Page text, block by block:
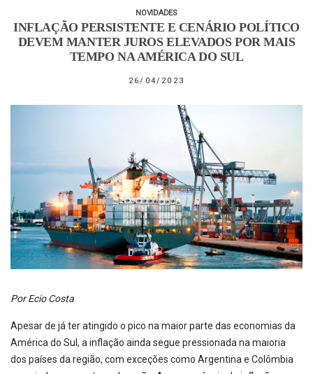
NOVIDADES
INFLAÇÃO PERSISTENTE E CENÁRIO POLÍTICO
DEVEM MANTER JUROS ELEVADOS POR MAIS
TEMPO NA AMÉRICA DO SUL
26/04/2023
Por Ecio Costa
Apesar de já ter atingido o pico na maior parte das economias da
América do Sul, a inflação ainda segue pressionada na maioria
dos países da região, com exceções como Argentina e Colômbia